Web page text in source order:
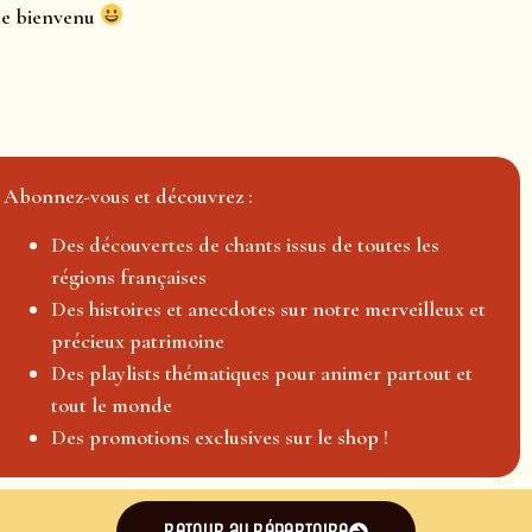
bienvenu
Abonnez-vous et découvrez :
Des découvertes de chants issus de toutes les
régions françaises
Des histoires et anecdotes sur notre merveilleux et
précieux patrimoine
Des playlists thématiques pour animer partout et
tout le monde
Des promotions exclusives sur le shop !